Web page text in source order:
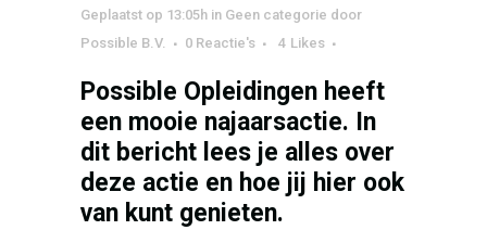
Geplaatst op 13:05h in Geen categorie door
Possible B.V.
0 Reactie's 4 Likes
Possible Opleidingen heeft
een mooie najaarsactie. In
dit bericht lees je alles over
deze actie en hoe jij hier ook
van kunt genieten.